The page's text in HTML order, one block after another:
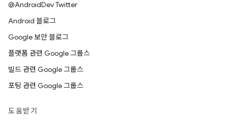
@AndroidDev Twitter
Android 블로그
Google 보안 블로그
플랫폼 관련 Google 그룹스
빌드 관련 Google 그룹스
포팅 관련 Google 그룹스
도움받기